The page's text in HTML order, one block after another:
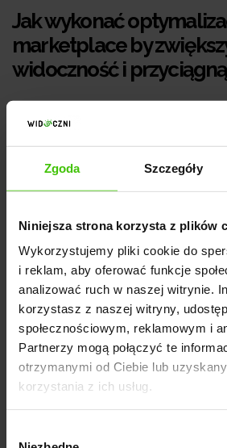
Zgoda Szczegóły
Niniejsza strona korzysta z plików
Wykorzystujemy pliki cookie do
i reklam, aby oferować funkcje
analizować ruch w naszej witrynie.
korzystasz z naszej witryny,
społecznościowym, reklamowym i
Partnerzy mogą połączyć te
otrzymanymi od Ciebie lub
korzystania z ich usług.
Jak wykonać
marketplace by
widoczność i
sprzedawców online.
także zwiększyć szansę, że
możesz maksymalnie
platformy i skutecznie
Wykorzystaj
kluczowe
Jak promować produkty na
ich widoczność? Ważne jest
kluczowych. Dodawaj je w
platformy analizują w